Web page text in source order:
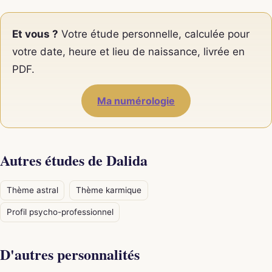
Et vous ? Votre étude personnelle, calculée pour
votre date, heure et lieu de naissance, livrée en
PDF.
Ma numérologie
Autres études de Dalida
Thème astral Thème karmique
Profil psycho-professionnel
D'autres personnalités